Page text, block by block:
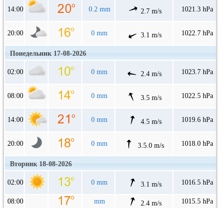
14:00 0.2 mm 2.7 m/s 1021.3 hPa
20:00 0 mm 3.1 m/s 1022.7 hPa
Понедельник 17-08-2026
02:00 0 mm 2.4 m/s 1023.7 hPa
08:00 0 mm 3.5 m/s 1022.5 hPa
14:00 0 mm 4.5 m/s 1019.6 hPa
20:00 0 mm 3.5.0 m/s 1018.0 hPa
Вторник 18-08-2026
02:00 0 mm 3.1 m/s 1016.5 hPa
08:00 mm 2.4 m/s 1015.5 hPa